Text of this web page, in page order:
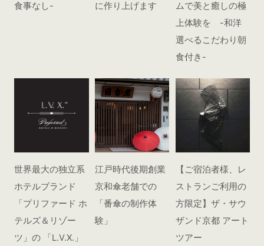
食事なし-
に作り上げます
ムで美と癒しの極
上体験を -和洋
選べるこだわり朝
食付き-
世界最大の独立系
ホテルブランド
「プリファード ホ
テルズ＆リゾー
ツ」の 「L.V.X.」
江戸時代後期創業
京和傘老舗での
「番傘の制作体
験」
【ご宿泊者様、レ
ストランご利用の
方限定】ザ・サウ
ザンド京都 アート
ツアー